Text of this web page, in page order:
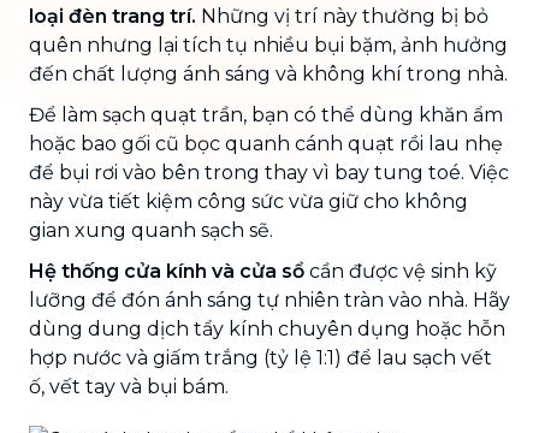
loại đèn trang trí. Những vị trí này thường bị bỏ
quên nhưng lại tích tụ nhiều bụi bặm, ảnh hưởng
đến chất lượng ánh sáng và không khí trong nhà.
Để làm sạch quạt trần, bạn có thể dùng khăn ẩm
hoặc bao gối cũ bọc quanh cánh quạt rồi lau nhẹ
để bụi rơi vào bên trong thay vì bay tung toé. Việc
này vừa tiết kiệm công sức vừa giữ cho không
gian xung quanh sạch sẽ.
Hệ thống cửa kính và cửa sổ cần được vệ sinh kỹ
lưỡng để đón ánh sáng tự nhiên tràn vào nhà. Hãy
dùng dung dịch tẩy kính chuyên dụng hoặc hỗn
hợp nước và giấm trắng (tỷ lệ 1:1) để lau sạch vết
ố, vết tay và bụi bám.